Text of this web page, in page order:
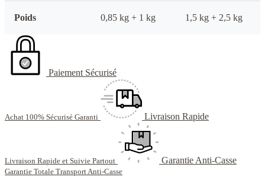
Poids 0,85 kg + 1 kg 1,5 kg + 2,5 kg
Paiement Sécurisé
Achat 100% Sécurisé Garanti Livraison Rapide
Livraison Rapide et Suivie Partout Garantie Anti-Casse
Garantie Totale Transport Anti-Casse